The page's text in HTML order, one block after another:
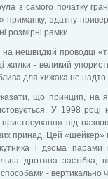
з самого початку
приманку, здатну
розмірні рамки.
на нешвидкій проводці
жилки - великий
для хижака не надто
що принцип, на
У 1998 році
пристосування під
принад. Цей «шейкер»
і двома парами
дротяна
- вертикально